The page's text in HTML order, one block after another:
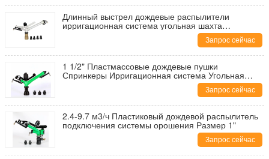
Длинный выстрел дождевые распылители
ирригационная система угольная шахта
Запрос сейчас
1 1/2" Пластмассовые дождевые пушки
Спринкеры Ирригационная система Угольная
Запрос сейчас
2.4-9.7 м3/ч Пластиковый дождевой распылитель
подключения системы орошения Размер 1"
Запрос сейчас